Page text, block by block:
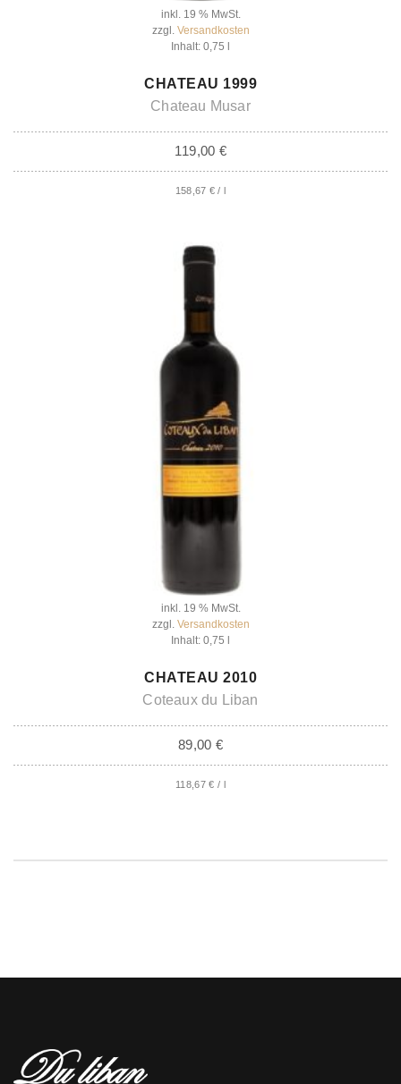
inkl. 19 % MwSt.
zzgl. Versandkosten
Inhalt: 0,75
IN DEN WARENKORB
CHATEAU 1999
Chateau Musar
119,00 €
158,67 € / l
inkl. 19 % MwSt.
zzgl. Versandkosten
Inhalt: 0,75 l
IN DEN WARENKORB
CHATEAU 2010
Coteaux du Liban
89,00 €
118,67€ / l